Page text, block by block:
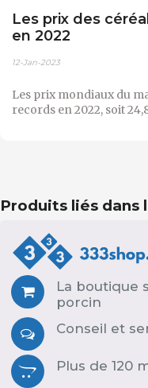
Les prix des
en 2022
12-Jan-2023
Les prix mondiaux du
records en 2022, soit
Produits liés dans
La boutique
porcin
Conseil et
Plus de 120